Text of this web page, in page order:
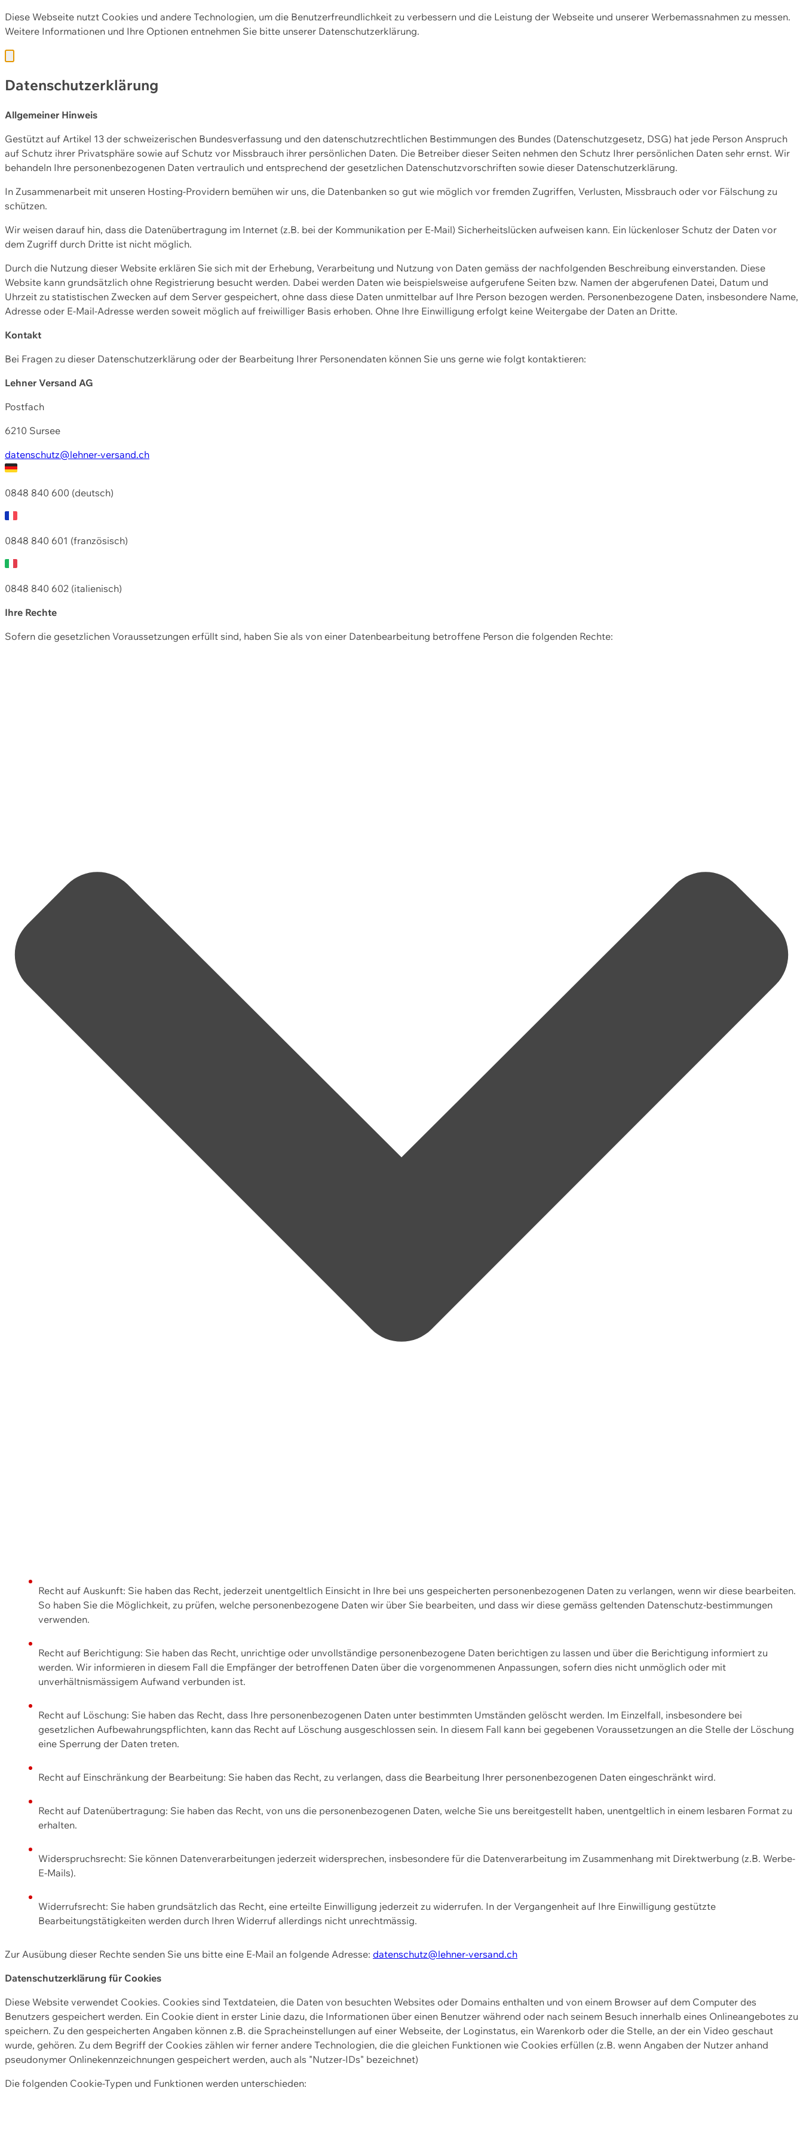
Diese Webseite nutzt Cookies und andere Technologien, um die Benutzerfreundlichkeit zu verbessern und die Leistung der Webseite und unserer Werbemassnahmen zu messen.
Weitere Informationen und Ihre Optionen entnehmen Sie bitte unserer Datenschutzerklärung.
Datenschutzerklärung
Allgemeiner Hinweis
Gestützt auf Artikel 13 der schweizerischen Bundesverfassung und den datenschutzrechtlichen Bestimmungen des Bundes (Datenschutzgesetz, DSG) hat jede Person Anspruch
auf Schutz ihrer Privatsphäre sowie auf Schutz vor Missbrauch ihrer persönlichen Daten. Die Betreiber dieser Seiten nehmen den Schutz Ihrer persönlichen Daten sehr ernst. Wir
behandeln Ihre personenbezogenen Daten vertraulich und entsprechend der gesetzlichen Datenschutzvorschriften sowie dieser Datenschutzerklärung.
In Zusammenarbeit mit unseren Hosting-Providern bemühen wir uns, die Datenbanken so gut wie möglich vor fremden Zugriffen, Verlusten, Missbrauch oder vor Fälschung zu
schützen.
Wir weisen darauf hin, dass die Datenübertragung im Internet (z.B. bei der Kommunikation per E-Mail) Sicherheitslücken aufweisen kann. Ein lückenloser Schutz der Daten vor
dem Zugriff durch Dritte ist nicht möglich.
Durch die Nutzung dieser Website erklären Sie sich mit der Erhebung, Verarbeitung und Nutzung von Daten gemäss der nachfolgenden Beschreibung einverstanden. Diese
Website kann grundsätzlich ohne Registrierung besucht werden. Dabei werden Daten wie beispielsweise aufgerufene Seiten bzw. Namen der abgerufenen Datei, Datum und
Uhrzeit zu statistischen Zwecken auf dem Server gespeichert, ohne dass diese Daten unmittelbar auf Ihre Person bezogen werden. Personenbezogene Daten, insbesondere Name,
Adresse oder E-Mail-Adresse werden soweit möglich auf freiwilliger Basis erhoben. Ohne Ihre Einwilligung erfolgt keine Weitergabe der Daten an Dritte.
Kontakt
Bei Fragen zu dieser Datenschutzerklärung oder der Bearbeitung Ihrer Personendaten können Sie uns gerne wie folgt kontaktieren:
Lehner Versand AG
Postfach
6210 Sursee
datenschutz@lehner-versand.ch
0848 840 600 (deutsch)
0848 840 601 (französisch)
0848 840 602 (italienisch)
Ihre Rechte
Sofern die gesetzlichen Voraussetzungen erfüllt sind, haben Sie als von einer Datenbearbeitung betroffene Person die folgenden Rechte:
Recht auf Auskunft: Sie haben das Recht, jederzeit unentgeltlich Einsicht in Ihre bei uns gespeicherten personenbezogenen Daten zu verlangen, wenn wir diese bearbeiten.
So haben Sie die Möglichkeit, zu prüfen, welche personenbezogene Daten wir über Sie bearbeiten, und dass wir diese gemäss geltenden Datenschutz-bestimmungen
verwenden.
Recht auf Berichtigung: Sie haben das Recht, unrichtige oder unvollständige personenbezogene Daten berichtigen zu lassen und über die Berichtigung informiert zu
werden. Wir informieren in diesem Fall die Empfänger der betroffenen Daten über die vorgenommenen Anpassungen, sofern dies nicht unmöglich oder mit
unverhältnismässigem Aufwand verbunden ist.
Recht auf Löschung: Sie haben das Recht, dass Ihre personenbezogenen Daten unter bestimmten Umständen gelöscht werden. Im Einzelfall, insbesondere bei
gesetzlichen Aufbewahrungspflichten, kann das Recht auf Löschung ausgeschlossen sein. In diesem Fall kann bei gegebenen Voraussetzungen an die Stelle der Löschung
eine Sperrung der Daten treten.
Recht auf Einschränkung der Bearbeitung: Sie haben das Recht, zu verlangen, dass die Bearbeitung Ihrer personenbezogenen Daten eingeschränkt wird.
Recht auf Datenübertragung: Sie haben das Recht, von uns die personenbezogenen Daten, welche Sie uns bereitgestellt haben, unentgeltlich in einem lesbaren Format zu
erhalten.
Widerspruchsrecht: Sie können Datenverarbeitungen jederzeit widersprechen, insbesondere für die Datenverarbeitung im Zusammenhang mit Direktwerbung (z.B. Werbe-
E-Mails).
Widerrufsrecht: Sie haben grundsätzlich das Recht, eine erteilte Einwilligung jederzeit zu widerrufen. In der Vergangenheit auf Ihre Einwilligung gestützte
Bearbeitungstätigkeiten werden durch Ihren Widerruf allerdings nicht unrechtmässig.
Zur Ausübung dieser Rechte senden Sie uns bitte eine E-Mail an folgende Adresse: datenschutz@lehner-versand.ch
Datenschutzerklärung für Cookies
Diese Website verwendet Cookies. Cookies sind Textdateien, die Daten von besuchten Websites oder Domains enthalten und von einem Browser auf dem Computer des
Benutzers gespeichert werden. Ein Cookie dient in erster Linie dazu, die Informationen über einen Benutzer während oder nach seinem Besuch innerhalb eines Onlineangebotes zu
speichern. Zu den gespeicherten Angaben können z.B. die Spracheinstellungen auf einer Webseite, der Loginstatus, ein Warenkorb oder die Stelle, an der ein Video geschaut
wurde, gehören. Zu dem Begriff der Cookies zählen wir ferner andere Technologien, die die gleichen Funktionen wie Cookies erfüllen (z.B. wenn Angaben der Nutzer anhand
pseudonymer Onlinekennzeichnungen gespeichert werden, auch als "Nutzer-IDs" bezeichnet)
Die folgenden Cookie-Typen und Funktionen werden unterschieden: